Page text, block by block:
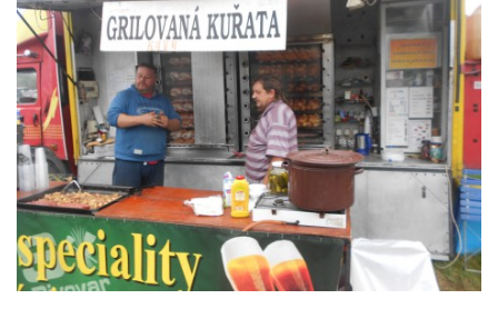
TERMÍNY KONÁNÍ TRHŮ
VSTUPNÉ
KONTAKTY
MAPA